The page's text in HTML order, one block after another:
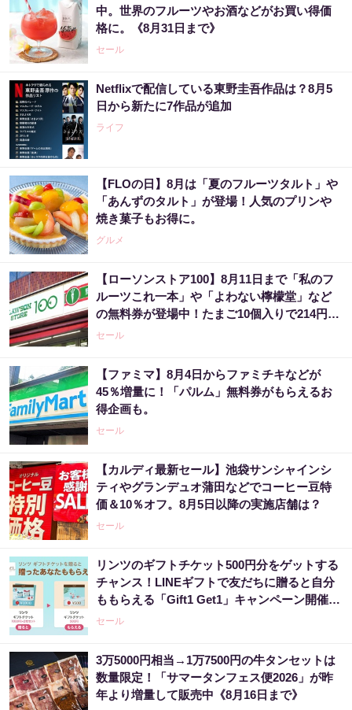
中。世界のフルーツやお酒などがお買い得価
格に。《8月31日まで》
セール
Netflixで配信している東野圭吾作品は？8月5
日から新たに7作品が追加
ライフ
【FLOの日】8月は「夏のフルーツタルト」や
「あんずのタルト」が登場！人気のプリンや
焼き菓子もお得に。
グルメ
【ローソンストア100】8月11日まで「私のフ
ルーツこれ一本」や「よわない檸檬堂」など
の無料券が登場中！たまご10個入りで214円な
どのお得企画も見逃せない。
セール
【ファミマ】8月4日からファミチキなどが
45％増量に！「パルム」無料券がもらえるお
得企画も。
セール
【カルディ最新セール】池袋サンシャインシ
ティやグランデュオ蒲田などでコーヒー豆特
価＆10％オフ。8月5日以降の実施店舗は？
セール
リンツのギフトチケット500円分をゲットする
チャンス！LINEギフトで友だちに贈ると自分
ももらえる「Gift1 Get1」キャンペーン開催
中。
セール
3万5000円相当→1万7500円の牛タンセットは
数量限定！「サマータンフェス便2026」が昨
年より増量して販売中《8月16日まで》